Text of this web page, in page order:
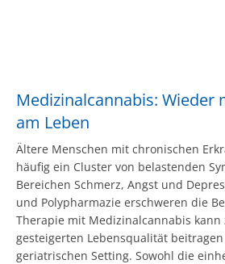
Medizinalcannabis: Wieder
am Leben
Ältere Menschen mit chronischen
häufig ein Cluster von belastenden
Bereichen Schmerz, Angst und
und Polypharmazie erschweren die
Therapie mit Medizinalcannabis
gesteigerten Lebensqualität
geriatrischen Setting. Sowohl die